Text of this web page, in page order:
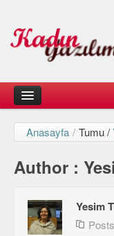
Kadın
Duyurular
Düşündüklerimiz
Anasayfa / Tumu /
Author :
Yesim
Posts